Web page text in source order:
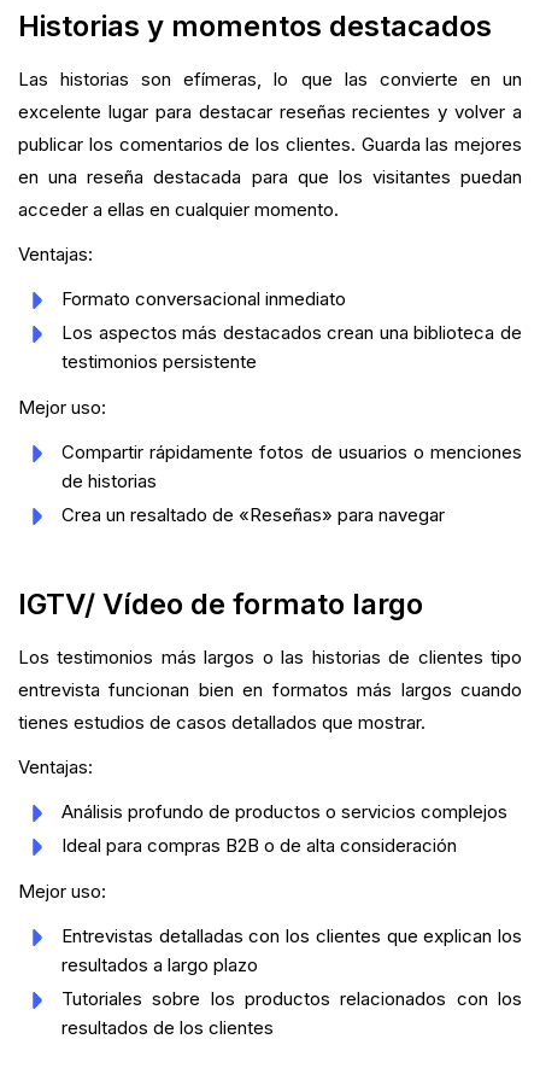
Historias y momentos destacados
Las historias son efímeras, lo que las convierte en un
excelente lugar para destacar reseñas recientes y volver a
publicar los comentarios de los clientes. Guarda las mejores
en una reseña destacada para que los visitantes puedan
acceder a ellas en cualquier momento.
Ventajas:
Formato conversacional inmediato
Los aspectos más destacados crean una biblioteca de
testimonios persistente
Mejor uso:
Compartir rápidamente fotos de usuarios o menciones
de historias
Crea un resaltado de «Reseñas» para navegar
IGTV/ Vídeo de formato largo
Los testimonios más largos o las historias de clientes tipo
entrevista funcionan bien en formatos más largos cuando
tienes estudios de casos detallados que mostrar.
Ventajas:
Análisis profundo de productos o servicios complejos
Ideal para compras B2B o de alta consideración
Mejor uso:
Entrevistas detalladas con los clientes que explican los
resultados a largo plazo
Tutoriales sobre los productos relacionados con los
resultados de los clientes